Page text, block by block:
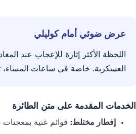
عرض ضوئي أمام كوليلي
اللحظة الأكثر إثارة للإعجاب عند
العسكرية. خاصة في ساعات المساء،
الخدمات المقدمة على متن الطائرة
إفطار مختلط:قوائم غنية بمعجنات